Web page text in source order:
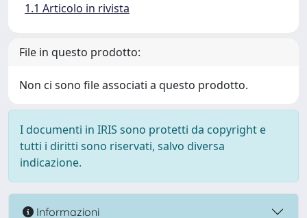
1.1 Articolo in rivista
File in questo prodotto:
Non ci sono file associati a questo prodotto.
I documenti in IRIS sono protetti da copyright e
tutti i diritti sono riservati, salvo diversa
indicazione.
Informazioni